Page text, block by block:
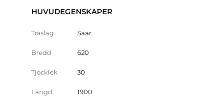
HUVUDEGENSKAPER
Träslag Saar
Bredd 620
Tjocklek 30
Längd 1900